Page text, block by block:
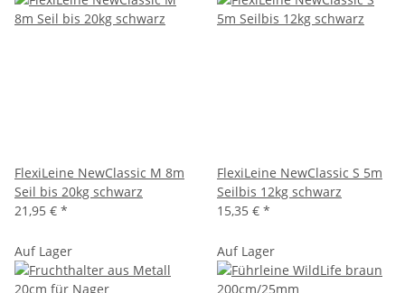
FlexiLeine NewClassic M 8m
Seil bis 20kg schwarz
21,95 € *
FlexiLeine NewClassic S 5m
Seilbis 12kg schwarz
15,35 € *
Auf Lager Auf Lager